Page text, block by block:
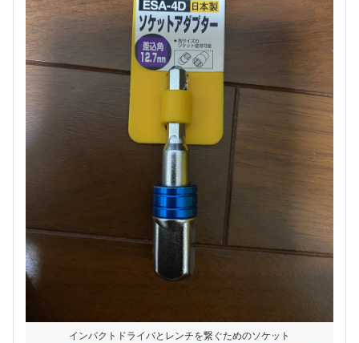
インパクトドライバとレンチを繋ぐためのソケット